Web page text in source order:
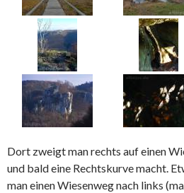
Dort zweigt man rechts auf einen
und bald eine Rechtskurve macht.
man einen Wiesenweg nach links